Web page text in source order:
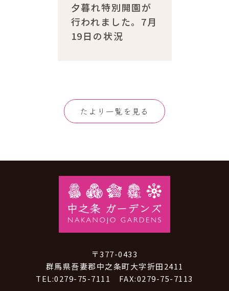
夕暮れ特別開園が
行われました。7月
19日の状況
たより一覧を見る
〒377-0433
群馬県吾妻郡中之条町大字折田2411
TEL:0279-75-7111 FAX:0279-75-7113